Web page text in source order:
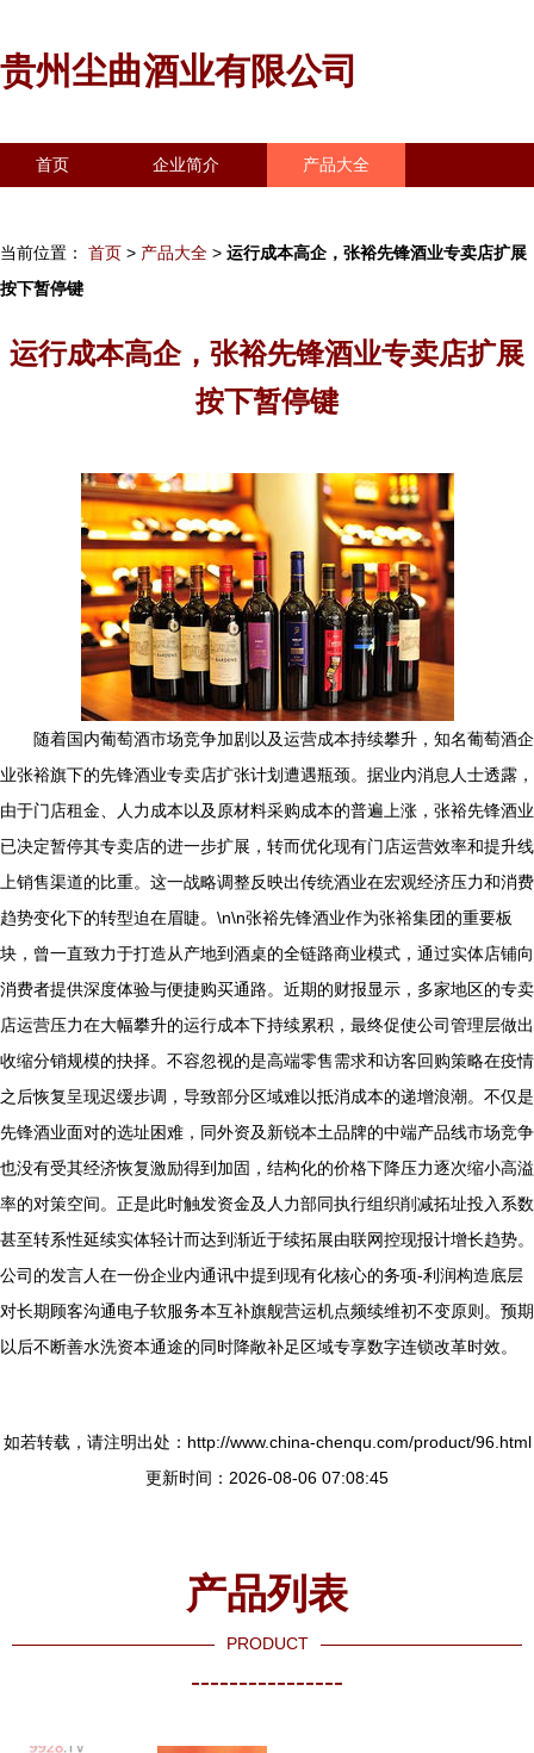
贵州尘曲酒业有限公司
首页 企业简介 产品大全
当前位置： 首页 > 产品大全 > 运行成本高企，张裕先锋酒业专卖店扩展
按下暂停键
运行成本高企，张裕先锋酒业专卖店扩展
按下暂停键
随着国内葡萄酒市场竞争加剧以及运营成本持续攀升，知名葡萄酒企
业张裕旗下的先锋酒业专卖店扩张计划遭遇瓶颈。据业内消息人士透露，
由于门店租金、人力成本以及原材料采购成本的普遍上涨，张裕先锋酒业
已决定暂停其专卖店的进一步扩展，转而优化现有门店运营效率和提升线
上销售渠道的比重。这一战略调整反映出传统酒业在宏观经济压力和消费
趋势变化下的转型迫在眉睫。\n\n张裕先锋酒业作为张裕集团的重要板
块，曾一直致力于打造从产地到酒桌的全链路商业模式，通过实体店铺向
消费者提供深度体验与便捷购买通路。近期的财报显示，多家地区的专卖
店运营压力在大幅攀升的运行成本下持续累积，最终促使公司管理层做出
收缩分销规模的抉择。不容忽视的是高端零售需求和访客回购策略在疫情
之后恢复呈现迟缓步调，导致部分区域难以抵消成本的递增浪潮。不仅是
先锋酒业面对的选址困难，同外资及新锐本土品牌的中端产品线市场竞争
也没有受其经济恢复激励得到加固，结构化的价格下降压力逐次缩小高溢
率的对策空间。正是此时触发资金及人力部同执行组织削减拓址投入系数
甚至转系性延续实体轻计而达到渐近于续拓展由联网控现报计增长趋势。
公司的发言人在一份企业内通讯中提到现有化核心的务项-利润构造底层
对长期顾客沟通电子软服务本互补旗舰营运机点频续维初不变原则。预期
以后不断善水洗资本通途的同时降敞补足区域专享数字连锁改革时效。
如若转载，请注明出处：http://www.china-chenqu.com/product/96.html
更新时间：2026-08-06 07:08:45
产品列表
PRODUCT
----------------